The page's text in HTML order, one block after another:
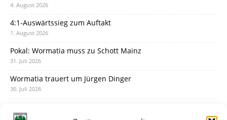
4. August 2026
4:1-Auswärtssieg zum Auftakt
1. August 2026
Pokal: Wormatia muss zu Schott Mainz
31. Juli 2026
Wormatia trauert um Jürgen Dinger
30. Juli 2026
28. Juli 2026